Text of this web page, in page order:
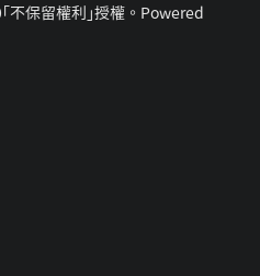
不保留權利｣授權。Powered